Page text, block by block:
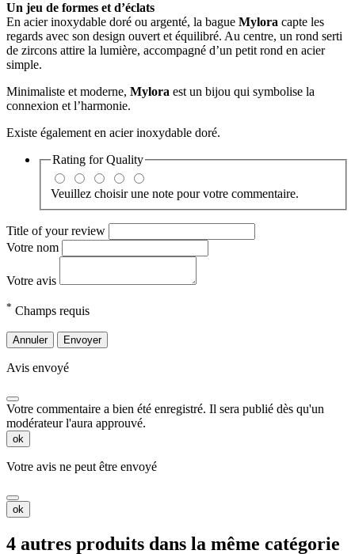
Un jeu de formes et d’éclats
En acier inoxydable doré ou argenté, la bague Mylora capte les
regards avec son design ouvert et équilibré. Au centre, un rond serti
de zircons attire la lumière, accompagné d’un petit rond en acier
simple.
Minimaliste et moderne, Mylora est un bijou qui symbolise la
connexion et l’harmonie.
Existe également en acier inoxydable doré.
Rating forQuality
Veuillez choisir une note pour votre commentaire.
Title of your review
Votre nom
Votre avis
* Champs requis
Annuler Envoyer
Avis envoyé
Votre commentaire a bien été enregistré. Il sera publié dès qu'un
modérateur l'aura approuvé.
ok
Votre avis ne peut être envoyé
ok
4 autres produits dans la même catégorie